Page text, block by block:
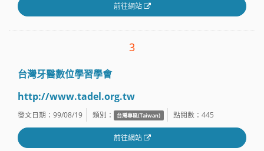
前往網站
3
台灣牙醫數位學習學會
http://www.tadel.org.tw
發文日期：99/08/19 類別： 台灣專區(Taiwan) 點閱數：445
前往網站